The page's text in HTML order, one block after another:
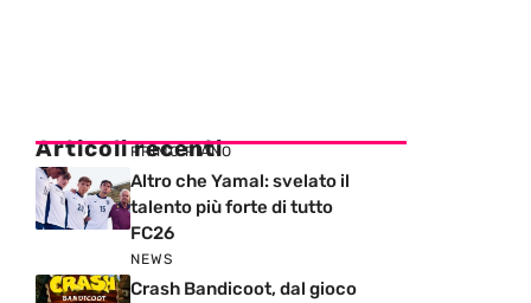
Articoli recenti
PRIMO PIANO
Altro che Yamal: svelato il
talento più forte di tutto
FC26
NEWS
Crash Bandicoot, dal gioco